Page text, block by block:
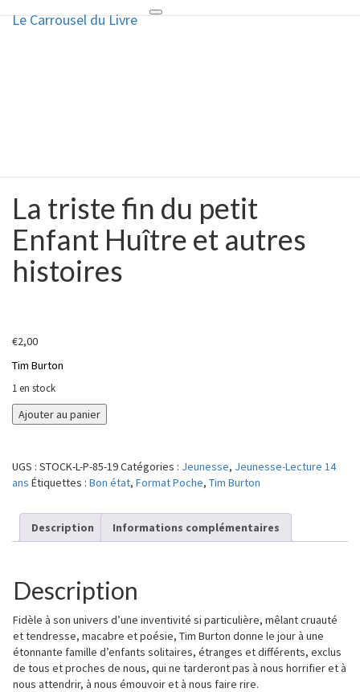
Toggle
Le Carrousel du Livre
Le Carrousel du Livre
La
triste
fin
du
petit
Enfant
histoires
La triste fin du petit
Enfant Huître et autres
histoires
€2,00
Tim Burton
1 en stock
quantité
de
fin
du
Enfant
Huître
histoires
Ajouter au panier
UGS : STOCK-L-P-85-19Catégories : Jeunesse, Jeunesse-Lecture 14
ans Étiquettes : Bon état, Format Poche, Tim Burton
Description Informations complémentaires
Description
Fidèle à son univers d’une inventivité si particulière, mêlant cruauté
et tendresse, macabre et poésie, Tim Burton donne le jour à une
étonnante famille d’enfants solitaires, étranges et différents, exclus
de tous et proches de nous, qui ne tarderont pas à nous horrifier et à
nous attendrir, à nous émouvoir et à nous faire rire.